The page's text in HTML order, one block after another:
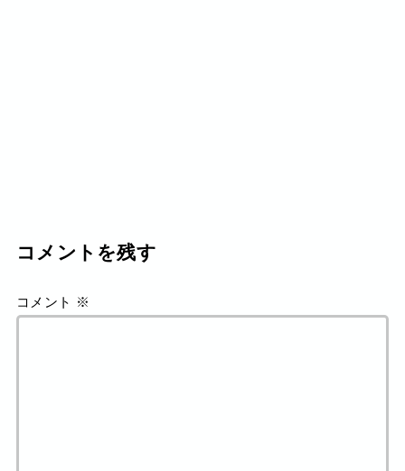
コメントを残す
コメント ※